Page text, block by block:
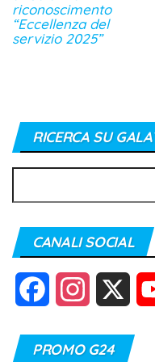
riconoscimento
“Eccellenza del
servizio 2025”
RICERCA SU
per:
CANALI SOCIAL
c s
PROMO G24